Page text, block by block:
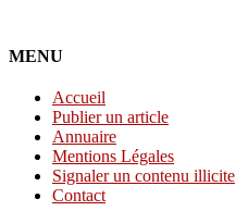
MENU
Accueil
Publier un article
Annuaire
Mentions Légales
Signaler un contenu illicite
Contact